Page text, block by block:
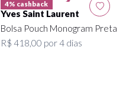
4% cashback
Yves Saint Laurent
Bolsa Pouch Monogram Preta
R$ 418,00 por 4 dias